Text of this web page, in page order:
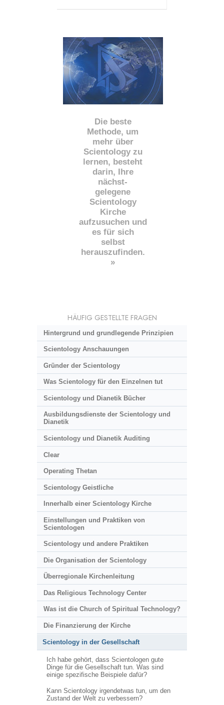
Die beste
Methode, um
mehr über
Scientology zu
lernen, besteht
darin, Ihre
nächst-
gelegene
Scientology
Kirche
aufzusuchen und
es für sich
selbst
herauszufinden.
»
HÄUFIG GESTELLTE FRAGEN
Hintergrund und grundlegende Prinzipien
Scientology Anschauungen
Gründer der Scientology
Was Scientology für den Einzelnen tut
Scientology und Dianetik Bücher
Ausbildungsdienste der Scientology und
Dianetik
Scientology und Dianetik Auditing
Clear
Operating Thetan
Scientology Geistliche
Innerhalb einer Scientology Kirche
Einstellungen und Praktiken von
Scientologen
Scientology und andere Praktiken
Die Organisation der Scientology
Überregionale Kirchenleitung
Das Religious Technology Center
Was ist die Church of Spiritual Technology?
Die Finanzierung der Kirche
Scientology in der Gesellschaft
Ich habe gehört, dass Scientologen gute
Dinge für die Gesellschaft tun. Was sind
einige spezifische Beispiele dafür?
Kann Scientology irgendetwas tun, um den
Zustand der Welt zu verbessern?